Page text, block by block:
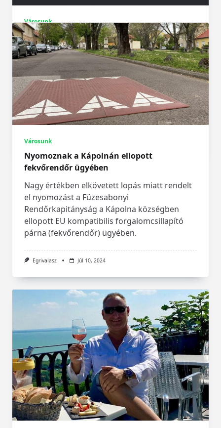
Városunk
Berecz Kálmán szemétre dobatta, Szalóki
Péter és Blahó László „újjáélesztette”
Michelisz Norbert koreai jegenyefenyőjét
Berecz Kálmán, Kápolna polgármesterének
parkolóépítése csak ürügy lehetett arra, hogy
a vele nem szimpatizáló természetvédők által
ültetett, és...
Egrivalasz
Városunk
Nyomoznak a Kápolnán ellopott
fekvőrendőr ügyében
Nagy értékben elkövetett lopás miatt rendelt
el nyomozást a Füzesabonyi
Rendőrkapitányság a Kápolna községben
ellopott EU kompatibilis forgalomcsillapító
párna (fekvőrendőr) ügyében.
Egrivalasz Júl 10, 2024